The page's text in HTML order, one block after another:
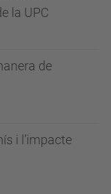
la UPC
de
i l’impacte